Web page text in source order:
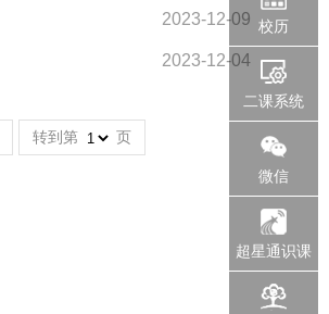
2023-12-09
2023-12-04
转到第 页
校历
二课系统
微信
超星通识课